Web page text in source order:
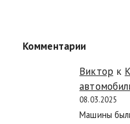
Комментарии
Виктор к
08.03.2025
Машины